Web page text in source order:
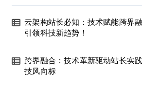
云架构站长必知：技术赋能跨界融
引领科技新趋势！
跨界融合：技术革新驱动站长实
技风向标